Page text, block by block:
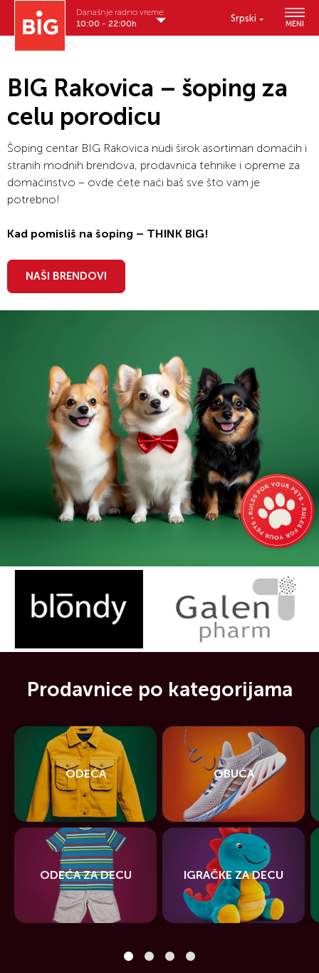
Srpski
MENI
Današnje radno vreme:
10:00 - 22:00h
BIG Rakovica – šoping za
celu porodicu
Šoping centar BIG Rakovica nudi širok asortiman domaćih i
stranih modnih brendova, prodavnica tehnike i opreme za
domaćinstvo – ovde ćete naći baš sve što vam je
potrebno!
Kad pomisliš na šoping – THINK BIG!
NAŠI BRENDOVI
Prodavnice po kategorijama
ODEĆA OBUĆA
ODEĆA ZA DECU IGRAČKE ZA DECU